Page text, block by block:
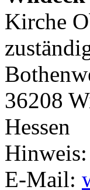
Kirche
36208
Hessen
E-Mail: